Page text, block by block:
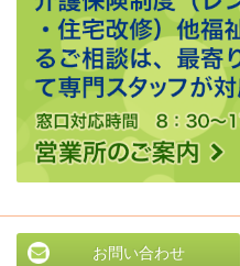
お問い合わせ